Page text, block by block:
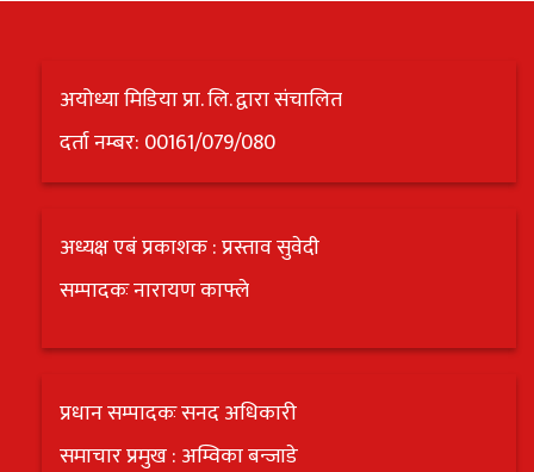
अयोध्या मिडिया प्रा. लि. द्वारा संचालित
दर्ता नम्बर: 00161/079/080
अध्यक्ष एबं प्रकाशक : प्रस्ताव सुवेदी
सम्पादकः नारायण काफ्ले
प्रधान सम्पादकः सनद अधिकारी
समाचार प्रमुख : अम्विका बन्जाडे